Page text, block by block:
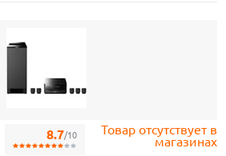
Товар отсутствует в
магазинах
8.7/10